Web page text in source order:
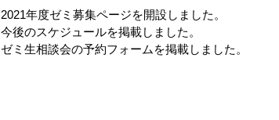
2021年度ゼミ募集ページを開設しました。
今後のスケジュールを掲載しました。
ゼミ生相談会の予約フォームを掲載しました。